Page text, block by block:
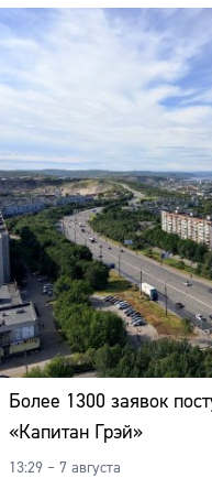
Более 1300 заявок
«Капитан Грэй»
13:29 – 7 августа